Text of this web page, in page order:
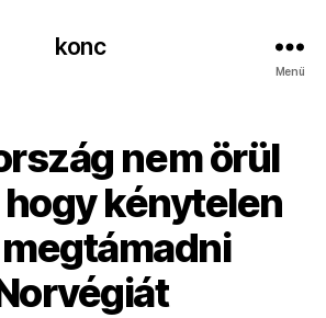
konc
Menü
nem örül
kénytelen